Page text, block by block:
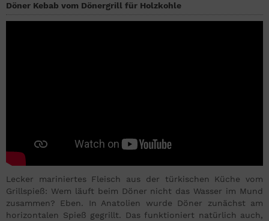
Döner Kebab vom Dönergrill für Holzkohle
Lecker mariniertes Fleisch aus der türkischen Küche vom
Grillspieß: Wem läuft beim Döner nicht das Wasser im Mund
zusammen? Eben. In Anatolien wurde Döner zunächst am
horizontalen Spieß gegrillt. Das funktioniert natürlich auch,